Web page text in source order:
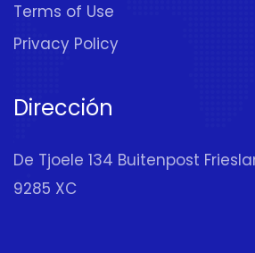
Terms of Use
Privacy Policy
Dirección
De Tjoele 134 Buitenpost
9285 XC